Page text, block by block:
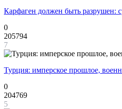
Карфаген должен быть разрушен:
0
205794
7
Турция: имперское прошлое,
0
204769
5